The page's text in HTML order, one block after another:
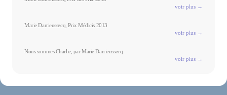
voir plus →
Marie Darrieussecq, Prix Médicis 2013
voir plus →
Nous sommes Charlie, par Marie Darrieussecq
voir plus →